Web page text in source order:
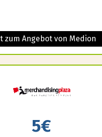
zum Angebot von Medion
5€